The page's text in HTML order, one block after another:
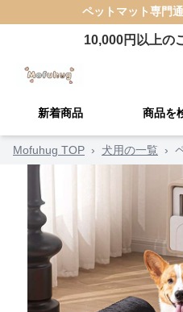
ペットマット専門
10,000円以上の
新着商品 商品を
Mofuhug TOP › 犬用の一覧 ›